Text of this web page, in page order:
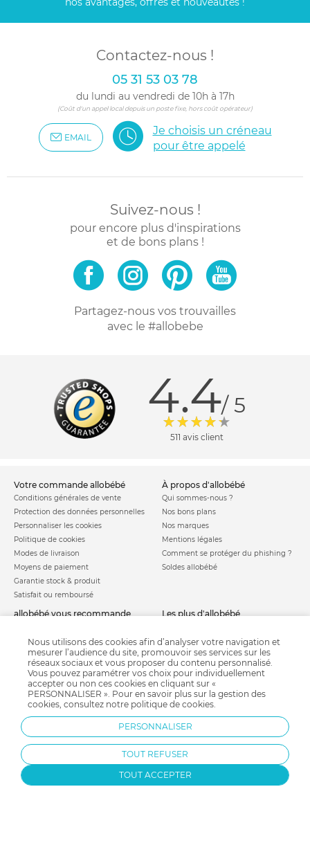
Contactez-nous !
05 31 53 03 78
du lundi au vendredi de 10h à 17h
(Coût d'un appel local depuis un poste fixe, hors coût opérateur)
EMAIL
Je choisis un créneau
pour être appelé
Suivez-nous !
pour encore plus d'inspirations
et de bons plans !
Partagez-nous vos trouvailles
avec le #allobebe
4.4/ 5
511 avis client
votre commande allobébé
Conditions générales de vente
Protection des données personnelles
Personnaliser les cookies
Politique de cookies
Modes de livraison
Moyens de paiement
Garantie stock & produit
Satisfait ou remboursé
à propos d'allobébé
Qui sommes-nous ?
Nos bons plans
Nos marques
Mentions légales
Comment se protéger du phishing ?
Soldes allobébé
allobébé vous recommande
Nos labels
Nos licences
Besoin d'aide ?
FAQ
les plus d'allobébé
Infos conseils
Jeux concours
Valise de maternité
Parrainage
Paiement sécurisé
Charte qualité
Nous utilisons des cookies afin d’analyser votre navigation et
mesurer l’audience du site, promouvoir ses services sur les
réseaux sociaux et vous proposer du contenu personnalisé.
Vous pouvez paramétrer vos choix pour individuellement
accepter ou non ces cookies en cliquant sur «
PERSONNALISER ». Pour en savoir plus sur la gestion des
cookies, consultez notre politique de cookies.
PERSONNALISER
TOUT REFUSER
TOUT ACCEPTER